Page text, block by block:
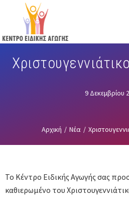
content
9 Δεκεμβρίου
Αρχική / Νέα /
Το Κέντρο Ειδικής Αγωγής σας
καθιερωμένο του